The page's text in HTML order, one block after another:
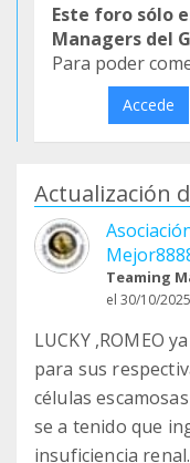
Este foro sólo
Managers del
Para poder
Accede
Actualización
Teaming
el 30/10/
LUCKY ,ROMEO
para sus
células
se a tenido que
insuficiencia